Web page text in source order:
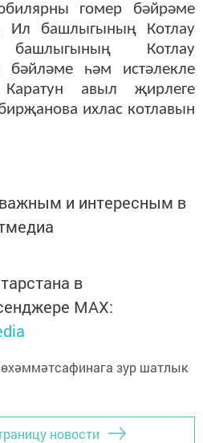
гомер бәйрәме
Ил башлыгының Котлау
Котлау
бәйләме һәм истәлекле
авыл җирлеге
ихлас котлавын
и интересным в
в
MАХ:
новости